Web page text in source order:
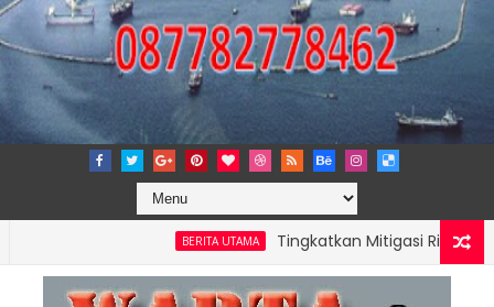
BERITA UTAMA
Tingkatkan Mitigasi Risiko, IPC
KAPASITAS TPK NILAM MELALUI PENAMBAHAN E-RTG